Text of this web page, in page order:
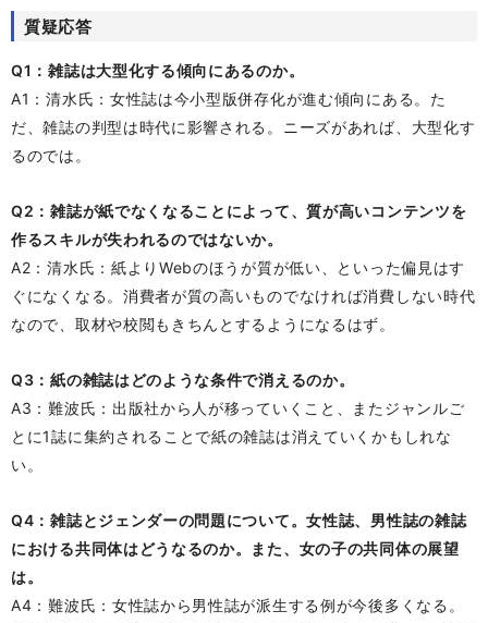
質疑応答
Q1：雑誌は大型化する傾向にあるのか。
A1：清水氏：女性誌は今小型版併存化が進む傾向にある。た
だ、雑誌の判型は時代に影響される。ニーズがあれば、大型化す
るのでは。
Q2：雑誌が紙でなくなることによって、質が高いコンテンツを
作るスキルが失われるのではないか。
A2：清水氏：紙よりWebのほうが質が低い、といった偏見はす
ぐになくなる。消費者が質の高いものでなければ消費しない時代
なので、取材や校閲もきちんとするようになるはず。
Q3：紙の雑誌はどのような条件で消えるのか。
A3：難波氏：出版社から人が移っていくこと、またジャンルご
とに1誌に集約されることで紙の雑誌は消えていくかもしれな
い。
Q4：雑誌とジェンダーの問題について。女性誌、男性誌の雑誌
における共同体はどうなるのか。また、女の子の共同体の展望
は。
A4：難波氏：女性誌から男性誌が派生する例が今後多くなる。